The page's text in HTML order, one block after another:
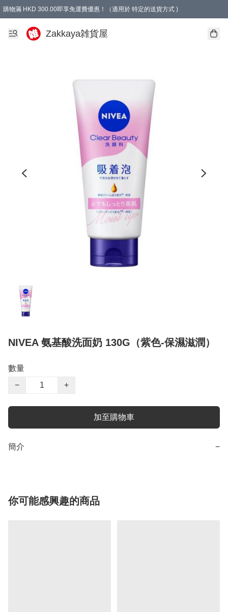
購物滿 HKD 300.00即享免運費優惠！（適用於 特定的送貨方式 )
Zakkaya雑貨屋
NIVEA 氨基酸洗面奶 130G（紫色-保濕滋潤）
數量
−
+
加至購物車
簡介 −
你可能感興趣的商品